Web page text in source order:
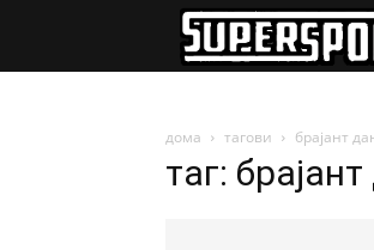
дома тагови брајант
таг: